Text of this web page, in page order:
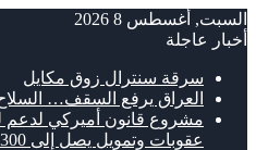
السبت, أغسطس 8 2026
أخبار عاجلة
سرقة سنترال زوق مكايل
العراق يرفع السقف…
مشروع قانون أميركي لدعم
عقوبات وتمويل يصل إلى 300 مليون دولار